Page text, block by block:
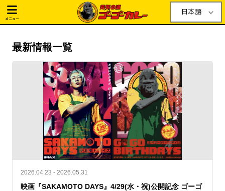
メニュー
日本語
最新情報一覧
2026.04.23 - 2026.05.31
映画『SAKAMOTO DAYS』4/29(水・祝)公開記念 ゴーゴ